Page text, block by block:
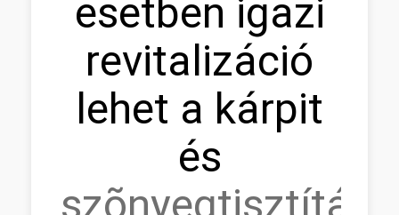
esetben igazi
revitalizáció
lehet a kárpit
és
szõnyegtisztítás.